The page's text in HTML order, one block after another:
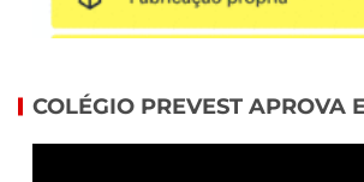
COLÉGIO PREVEST APROVA